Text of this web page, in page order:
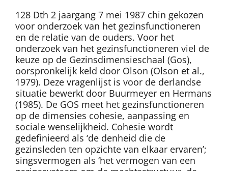
128 Dth 2 jaargang 7 mei 1987 chin gekozen
voor onderzoek van het gezinsfunctioneren
en de relatie van de ouders. Voor het
onderzoek van het gezinsfunctioneren viel de
keuze op de Gezinsdimensieschaal (Gos),
oorspronkelijk keld door Olson (Olson et al.,
1979). Deze vragenlijst is voor de derlandse
situatie bewerkt door Buurmeyer en Hermans
(1985). De GOS meet het gezinsfunctioneren
op de dimensies cohesie, aanpassing en
sociale wenselijkheid. Cohesie wordt
gedefinieerd als ‘de denheid die de
gezinsleden ten opzichte van elkaar ervaren’;
singsvermogen als ‘het vermogen van een